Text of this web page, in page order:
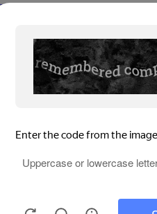
до -50%
-70%
руб
цены
руб
товары
по промокоду
до -70%